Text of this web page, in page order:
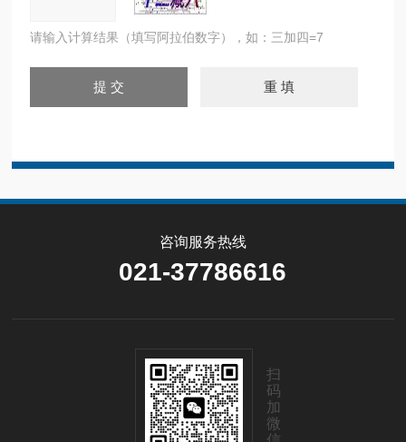
请输入计算结果（填写阿拉伯数字），如：三加四=7
咨询服务热线
021-37786616
扫
码
加
微